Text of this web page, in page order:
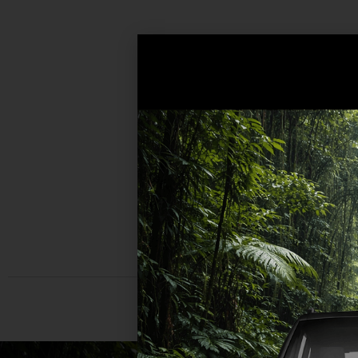
(אטום למים)עםכיבויאוטומטי